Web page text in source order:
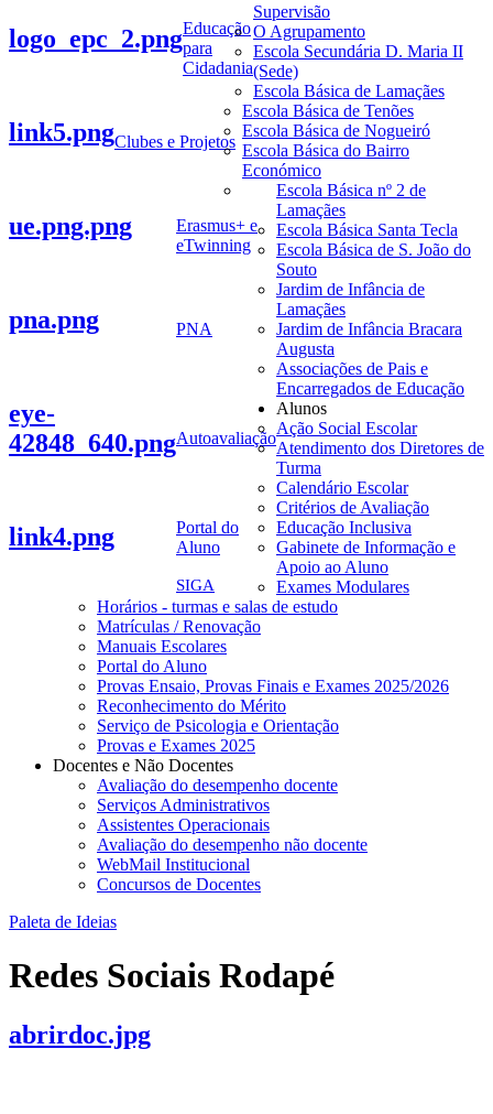
logo_epc_2.pngEducação
para
Cidadania
link5.pngClubes e Projetos
ue.png.png
Erasmus+ e
eTwinning
pna.png PNA
eye-
42848_640.pngAutoavaliação
link4.png
Portal do
Aluno
SIGA
Supervisão
O Agrupamento
Escola Secundária D. Maria II
(Sede)
Escola Básica de Lamaçães
Escola Básica de Tenões
Escola Básica de Nogueiró
Escola Básica do Bairro
Económico
Escola Básica nº 2 de
Lamaçães
Escola Básica Santa Tecla
Escola Básica de S. João do
Souto
Jardim de Infância de
Lamaçães
Jardim de Infância Bracara
Augusta
Associações de Pais e
Encarregados de Educação
Alunos
Ação Social Escolar
Atendimento dos Diretores de
Turma
Calendário Escolar
Critérios de Avaliação
Educação Inclusiva
Gabinete de Informação e
Apoio ao Aluno
Exames Modulares
Horários - turmas e salas de estudo
Matrículas / Renovação
Manuais Escolares
Portal do Aluno
Provas Ensaio, Provas Finais e Exames 2025/2026
Reconhecimento do Mérito
Serviço de Psicologia e Orientação
Provas e Exames 2025
Docentes e Não Docentes
Avaliação do desempenho docente
Serviços Administrativos
Assistentes Operacionais
Avaliação do desempenho não docente
WebMail Institucional
Concursos de Docentes
Paleta de Ideias
Redes Sociais Rodapé
abrirdoc.jpg